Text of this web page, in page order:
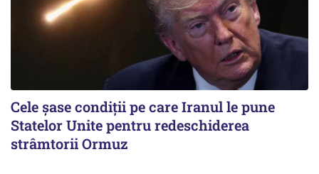
Cele șase condiții pe care Iranul le pune
Statelor Unite pentru redeschiderea
strâmtorii Ormuz